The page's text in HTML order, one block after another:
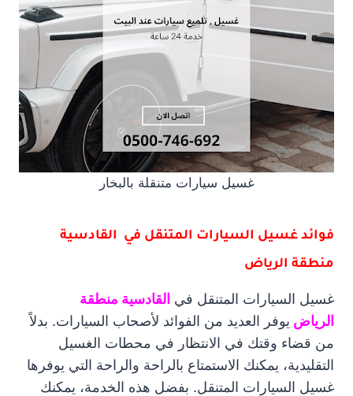
غسيل سيارات متنقلة بالبخار
فوائد غسيل السيارات المتنقل في القادسية
منطقة الرياض
غسيل السيارات المتنقل في القادسية منطقة
الرياض يوفر العديد من الفوائد لأصحاب السيارات. بدلاً
من قضاء وقتك في الانتظار في محطات الغسيل
التقليدية، يمكنك الاستمتاع بالراحة والراحة التي يوفرها
غسيل السيارات المتنقل. بفضل هذه الخدمة، يمكنك